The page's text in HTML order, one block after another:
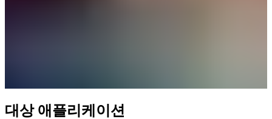
대상 애플리케이션